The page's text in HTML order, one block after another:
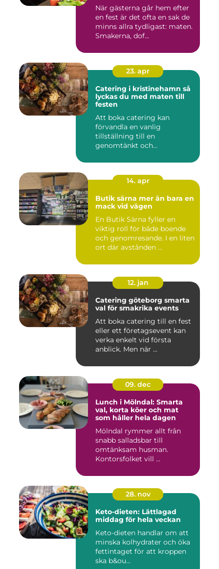
När gästerna går hem efter
en fest är det ofta en sak de
minns allra tydligast: maten.
Smakerna, dof...
23. apr
Catering i kristinehamn så
lyckas du med maten till
festen
Att boka catering kan
förvandla en vanlig
tillställning till en
genomtänkt och
14. apr
Butik särna mer än bara en
mack vid vägen
En Butik Särna fyller en
viktig roll för både boende
och genomresande. I en liten
ort där avstånden ...
12. jan
Catering göteborg smarta
val för smakrika events
Att boka catering till en fest
eller ett företagsevent kan
verka enkelt vid första
anblick. Men när ...
09. dec
Lunch i Mölndal: Smarta
val, korta köer och mat
som håller hela dagen
Mölndal rymmer allt från
snabb salladsbar till
omtänksam husman.
Kontorsfolket vill ...
28. nov
Keto-dieten: Lättlagad
middag för hela veckan
Keto-dieten handlar om att
minska kolhydrater och öka
fettintaget för att kroppen
ska b&ou...